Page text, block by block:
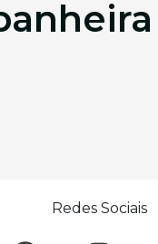
Redes Sociais